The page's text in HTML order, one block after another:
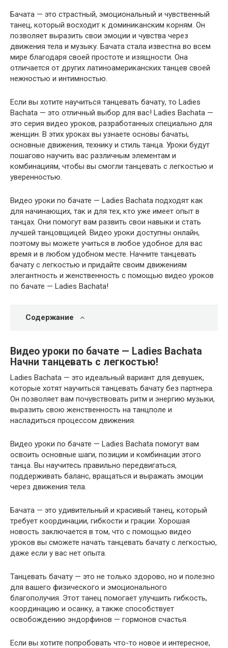
Бачата — это страстный, эмоциональный и чувственный
танец, который восходит к доминиканским корням. Он
позволяет выразить свои эмоции и чувства через
движения тела и музыку. Бачата стала известна во всем
мире благодаря своей простоте и изящности. Она
отличается от других латиноамериканских танцев своей
нежностью и интимностью.
Если вы хотите научиться танцевать бачату, то Ladies
Bachata — это отличный выбор для вас! Ladies Bachata —
это серия видео уроков, разработанных специально для
женщин. В этих уроках вы узнаете основы бачаты,
основные движения, технику и стиль танца. Уроки будут
пошагово научить вас различным элементам и
комбинациям, чтобы вы смогли танцевать с легкостью и
уверенностью.
Видео уроки по бачате — Ladies Bachata подходят как
для начинающих, так и для тех, кто уже имеет опыт в
танцах. Они помогут вам развить свои навыки и стать
лучшей танцовщицей. Видео уроки доступны онлайн,
поэтому вы можете учиться в любое удобное для вас
время и в любом удобном месте. Начните танцевать
бачату с легкостью и придайте своим движениям
элегантность и женственность с помощью видео уроков
по бачате — Ladies Bachata!
Содержание
Видео уроки по бачате — Ladies Bachata
Начни танцевать с легкостью!
Ladies Bachata — это идеальный вариант для девушек,
которые хотят научиться танцевать бачату без партнера.
Он позволяет вам почувствовать ритм и энергию музыки,
выразить свою женственность на танцполе и
насладиться процессом движения.
Видео уроки по бачате — Ladies Bachata помогут вам
освоить основные шаги, позиции и комбинации этого
танца. Вы научитесь правильно передвигаться,
поддерживать баланс, вращаться и выражать эмоции
через движения тела.
Бачата — это удивительный и красивый танец, который
требует координации, гибкости и грации. Хорошая
новость заключается в том, что с помощью видео
уроков вы сможете начать танцевать бачату с легкостью,
даже если у вас нет опыта.
Танцевать бачату — это не только здорово, но и полезно
для вашего физического и эмоционального
благополучия. Этот танец помогает улучшить гибкость,
координацию и осанку, а также способствует
освобождению эндорфинов — гормонов счастья.
Если вы хотите попробовать что-то новое и интересное,